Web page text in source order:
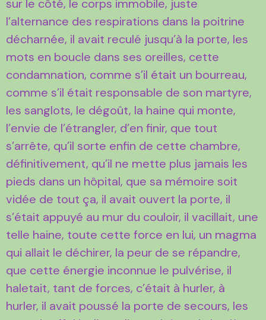
sur le côté, le corps immobile, juste
l’alternance des respirations dans la poitrine
décharnée, il avait reculé jusqu’à la porte, les
mots en boucle dans ses oreilles, cette
condamnation, comme s’il était un bourreau,
comme s’il était responsable de son martyre,
les sanglots, le dégoût, la haine qui monte,
l’envie de l’étrangler, d’en finir, que tout
s’arrête, qu’il sorte enfin de cette chambre,
définitivement, qu’il ne mette plus jamais les
pieds dans un hôpital, que sa mémoire soit
vidée de tout ça, il avait ouvert la porte, il
s’était appuyé au mur du couloir, il vacillait, une
telle haine, toute cette force en lui, un magma
qui allait le déchirer, la peur de se répandre,
que cette énergie inconnue le pulvérise, il
haletait, tant de forces, c’était à hurler, à
hurler, il avait poussé la porte de secours, les